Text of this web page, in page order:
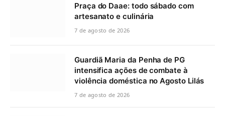
Praça do Daae: todo sábado com
artesanato e culinária
7 de agosto de 2026
Guardiã Maria da Penha de PG
intensifica ações de combate à
violência doméstica no Agosto Lilás
7 de agosto de 2026